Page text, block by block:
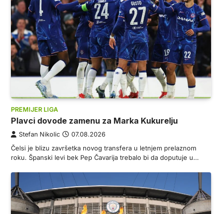
PREMIJER LIGA
Plavci dovode zamenu za Marka Kukurelju
Stefan Nikolic 07.08.2026
Čelsi je blizu završetka novog transfera u letnjem prelaznom
roku. Španski levi bek Pep Čavarija trebalo bi da doputuje u…